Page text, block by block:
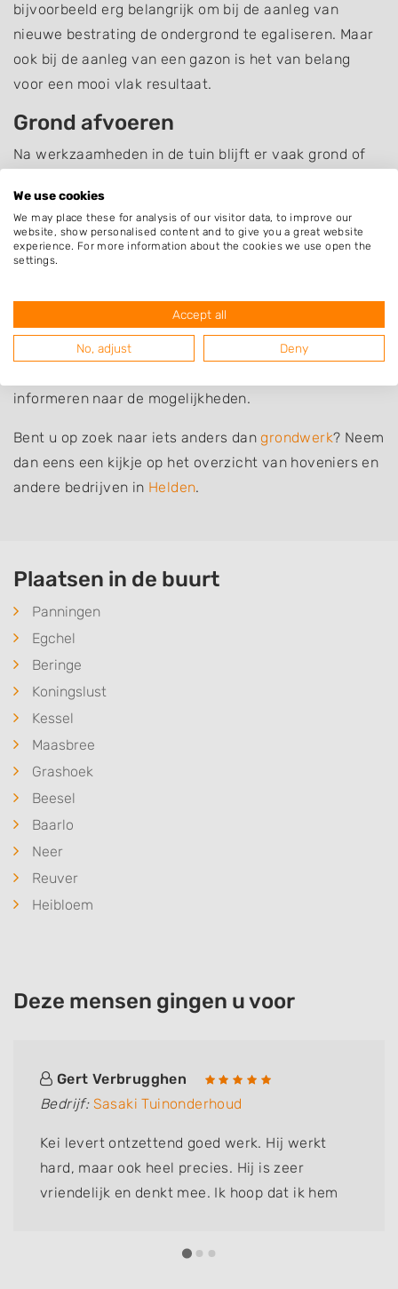
bijvoorbeeld erg belangrijk om bij de aanleg van
nieuwe bestrating de ondergrond te egaliseren. Maar
ook bij de aanleg van een gazon is het van belang
voor een mooi vlak resultaat.
Grond afvoeren
Na werkzaamheden in de tuin blijft er vaak grond of
milieustraat of de grond laten afvoeren door een
professional zoals een hovenier of grondwerker.
Grondwerk laten uitvoeren
Bent u op zoek naar iemand die u kan helpen bij
grondwerk of grondverzet? De bedrijven in de lijst
hieronder uit Helden en omgeving kunnen u hiermee
informeren naar de mogelijkheden.
Bent u op zoek naar iets anders dangrondwerk? Neem
dan eens een kijkje op het overzicht van hoveniers en
andere bedrijven in Helden.
Plaatsen in de buurt
Panningen
Egchel
Beringe
Koningslust
Kessel
Maasbree
Grashoek
Beesel
Baarlo
Neer
Reuver
Heibloem
Deze mensen gingen u voor
Gert Verbrugghen
Bedrijf: Sasaki Tuinonderhoud
Kei levert ontzettend goed werk. Hij werkt
hard, maar ook heel precies. Hij is zeer
vriendelijk en denkt mee. Ik hoop dat ik hem
We use cookies
We may place these for analysis of our visitor data, to improve our
website, show personalised content and to give you a great website
experience. For more information about the cookies we use open the
settings.
Accept all
No, adjust Deny